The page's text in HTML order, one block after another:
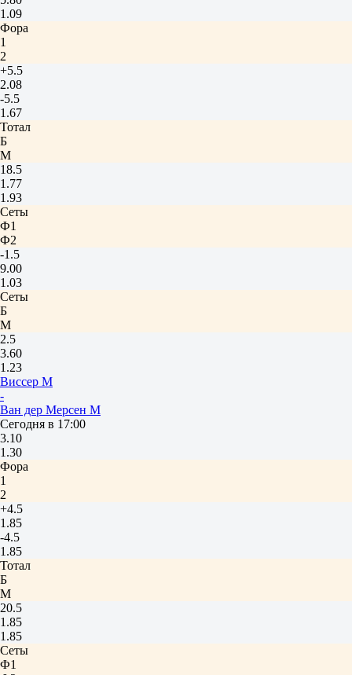
1.09
Фора
1
2
+5.5
2.08
-5.5
1.67
Тотал
Б
М
18.5
1.77
1.93
Сеты
Ф1
Ф2
-1.5
9.00
1.03
Сеты
Б
М
2.5
3.60
1.23
Виссер М
-
Ван дер Мерсен М
Сегодня в 17:00
3.10
1.30
Фора
1
2
+4.5
1.85
-4.5
1.85
Тотал
Б
М
20.5
1.85
1.85
Сеты
Ф1